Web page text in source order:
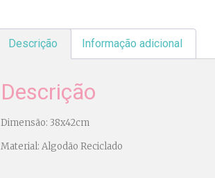
Descrição Informação adicional
Descrição
Dimensão: 38x42cm
Material: Algodão Reciclado